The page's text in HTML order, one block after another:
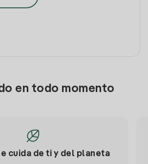
en todo momento
cuida de ti y del planeta